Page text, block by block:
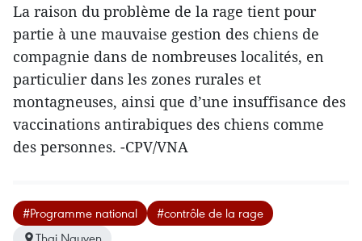
La raison du problème de la rage tient pour
partie à une mauvaise gestion des chiens de
compagnie dans de nombreuses localités, en
particulier dans les zones rurales et
montagneuses, ainsi que d’une insuffisance des
vaccinations antirabiques des chiens comme
des personnes. -CPV/VNA
#Programme national
#contrôle de la rage
Thai Nguyen